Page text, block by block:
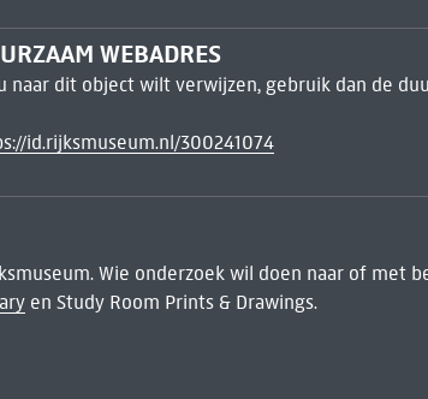
WEBADRES
naar dit object wilt verwijzen, gebruik dan de
id.rijksmuseum.nl/300241074
Wie onderzoek wil doen naar of met
en Study Room Prints & Drawings.